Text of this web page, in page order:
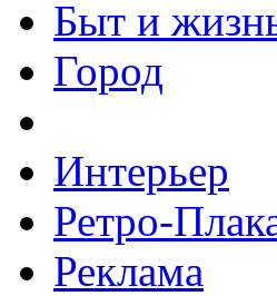
Быт и
Город
Интерьер
Ретро-
Реклама